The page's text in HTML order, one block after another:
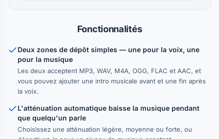
Fonctionnalités
Deux zones de dépôt simples — une pour la voix, une
pour la musique
Les deux acceptent MP3, WAV, M4A, OGG, FLAC et AAC, et
vous pouvez ajouter une intro musicale avant et une fin après
la voix.
L'atténuation automatique baisse la musique pendant
que quelqu'un parle
Choisissez une atténuation légère, moyenne ou forte, ou